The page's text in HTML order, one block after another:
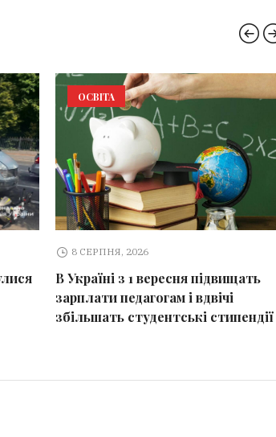
ОСВІТА
8 СЕРПНЯ, 2026
В Україні з 1 вересня підвищать
зарплати педагогам і вдвічі
збільшать студентські стипендії